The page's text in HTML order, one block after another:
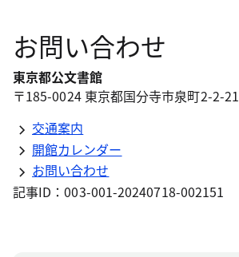
お問い合わせ
東京都公文書館
〒185-0024 東京都国分寺市泉町2-2-21
交通案内
開館カレンダー
お問い合わせ
記事ID：003-001-20240718-002151